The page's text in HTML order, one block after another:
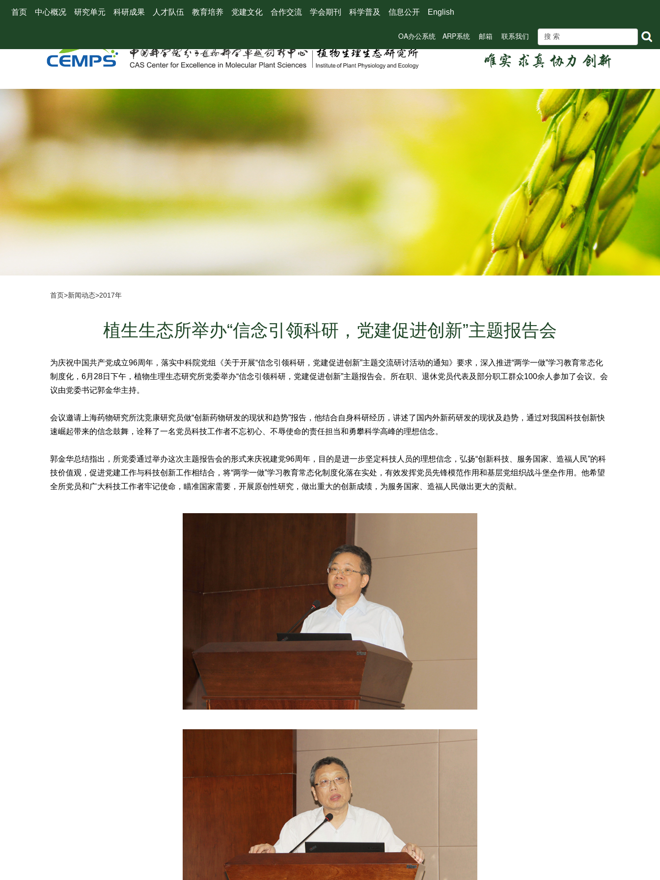
首页 中心概况 研究单元 科研成果 人才队伍 教育培养 党建文化 合作交流 学会期刊 科学普及 信息公开 English
OA办公系统 ARP系统 邮箱 联系我们
首页>新闻动态>2017年
植生生态所举办“信念引领科研，党建促进创新”主题报告会
为庆祝中国共产党成立96周年，落实中科院党组《关于开展“信念引领科研，党建促进创新”主题交流研讨活动的通知》要求，深入推进“两学一做”学习教育常态化
制度化，6月28日下午，植物生理生态研究所党委举办“信念引领科研，党建促进创新”主题报告会。所在职、退休党员代表及部分职工群众100余人参加了会议。会
议由党委书记郭金华主持。
会议邀请上海药物研究所沈竞康研究员做“创新药物研发的现状和趋势”报告，他结合自身科研经历，讲述了国内外新药研发的现状及趋势，通过对我国科技创新快
速崛起带来的信念鼓舞，诠释了一名党员科技工作者不忘初心、不辱使命的责任担当和勇攀科学高峰的理想信念。
郭金华总结指出，所党委通过举办这次主题报告会的形式来庆祝建党96周年，目的是进一步坚定科技人员的理想信念，弘扬“创新科技、服务国家、造福人民”的科
技价值观，促进党建工作与科技创新工作相结合，将“两学一做”学习教育常态化制度化落在实处，有效发挥党员先锋模范作用和基层党组织战斗堡垒作用。他希望
全所党员和广大科技工作者牢记使命，瞄准国家需要，开展原创性研究，做出重大的创新成绩，为服务国家、造福人民做出更大的贡献。